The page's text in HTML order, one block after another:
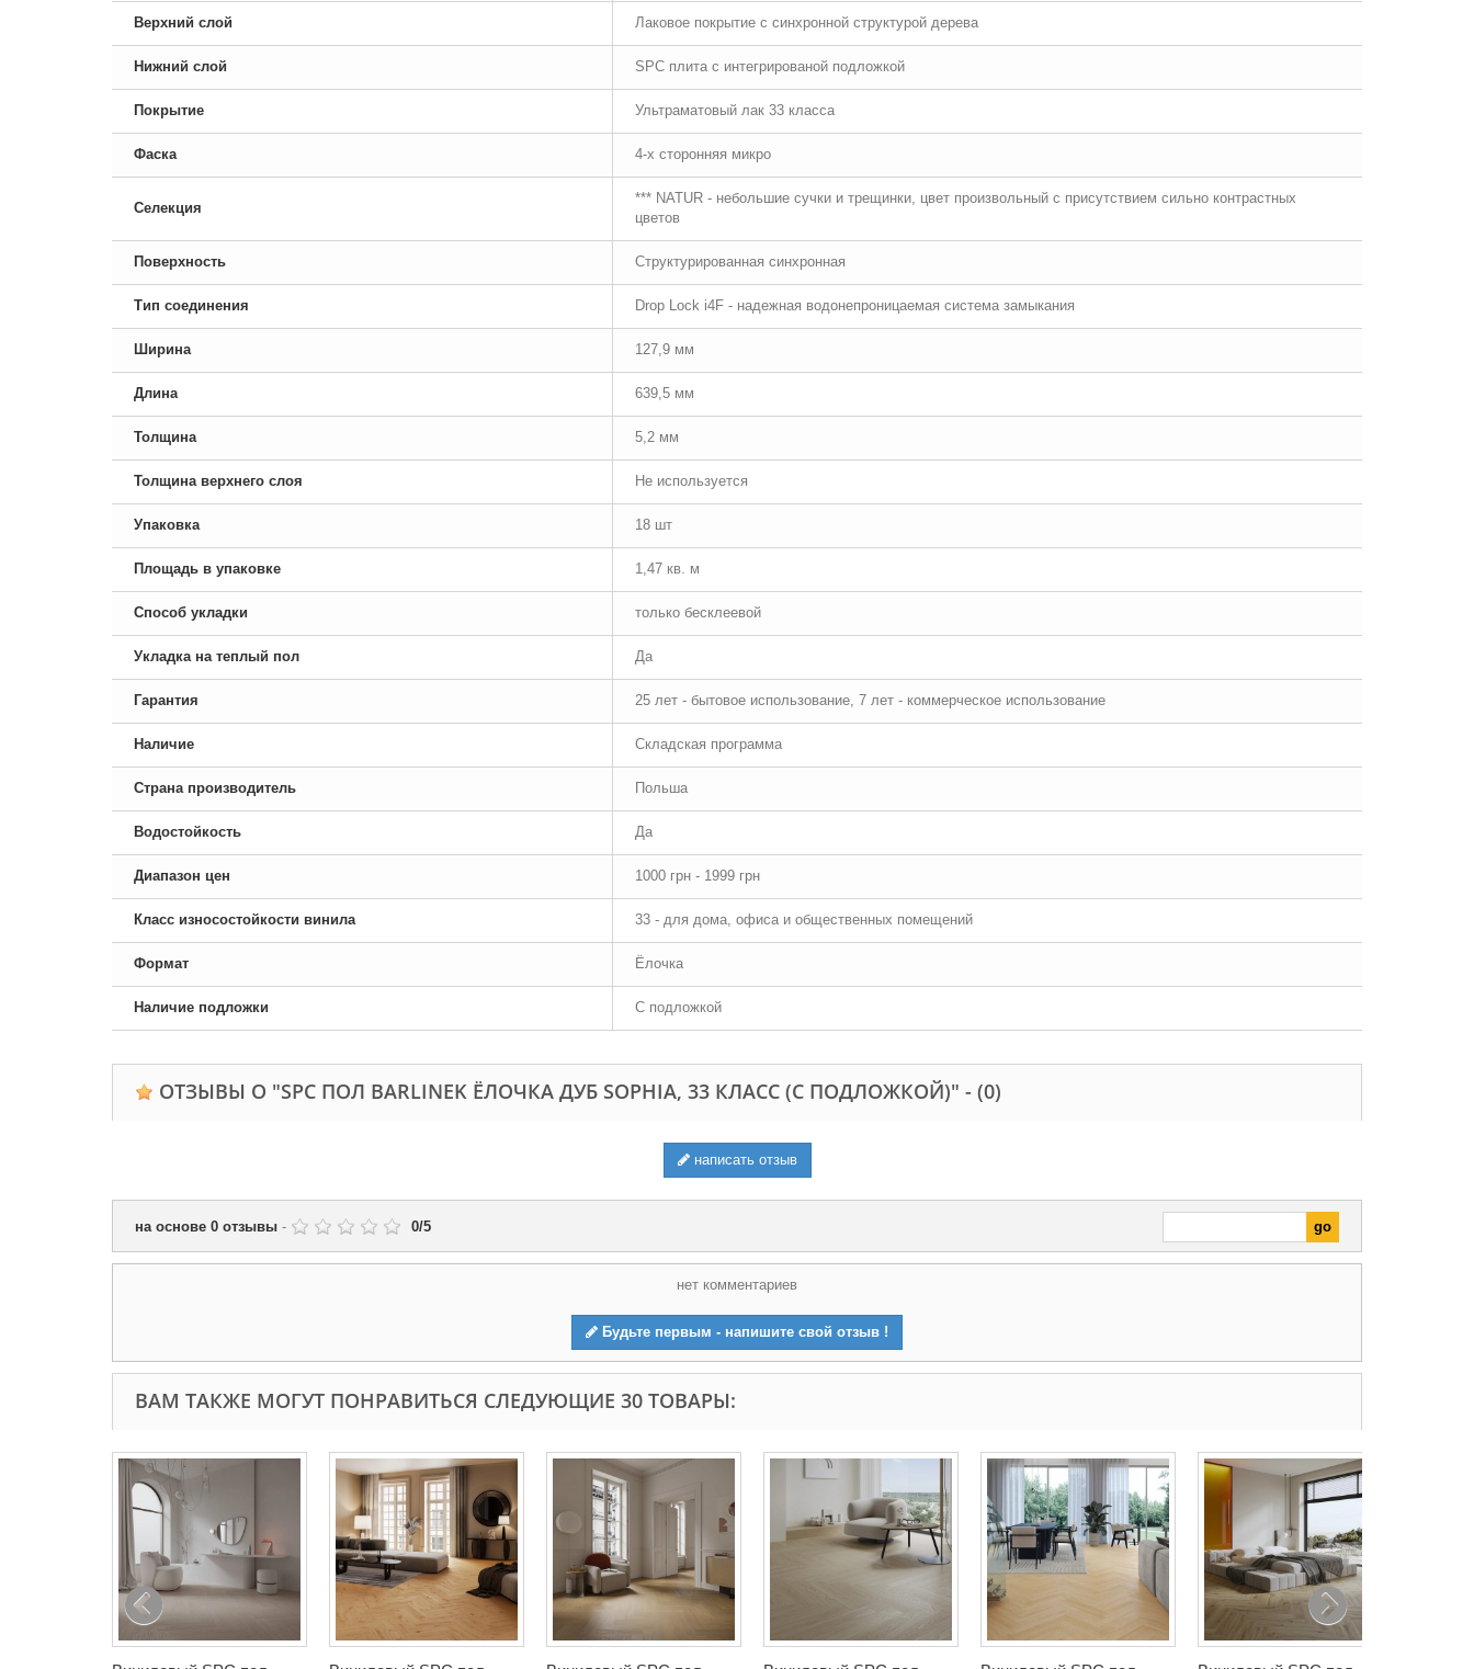
Верхний слой Лаковое покрытие с синхронной структурой дерева
Нижний слой SPC плита с интегрированой подложкой
Покрытие Ультраматовый лак 33 класса
Фаска 4-х сторонняя микро
Селекция
*** NATUR - небольшие сучки и трещинки, цвет произвольный с присутствием сильно контрастных
цветов
Поверхность Структурированная синхронная
Тип соединения Drop Lock i4F - надежная водонепроницаемая система замыкания
Ширина 127,9 мм
Длина 639,5 мм
Толщина 5,2 мм
Толщина верхнего слоя Не используется
Упаковка 18 шт
Площадь в упаковке 1,47 кв. м
Способ укладки только бесклеевой
Укладка на теплый пол Да
Гарантия 25 лет - бытовое использование, 7 лет - коммерческое использование
Наличие Складская программа
Страна производитель Польша
Водостойкость Да
Диапазон цен 1000 грн - 1999 грн
Класс износостойкости винила 33 - для дома, офиса и общественных помещений
Формат Ёлочка
Наличие подложки С подложкой
ОТЗЫВЫ О "SPC ПОЛ BARLINEK ЁЛОЧКА ДУБ SOPHIA, 33 КЛАСС (С ПОДЛОЖКОЙ)" - (0)
написать отзыв
на основе 0 отзывы - 0/5
нет комментариев
Будьте первым - напишите свой отзыв !
ВАМ ТАКЖЕ МОГУТ ПОНРАВИТЬСЯ СЛЕДУЮЩИЕ 30 ТОВАРЫ: